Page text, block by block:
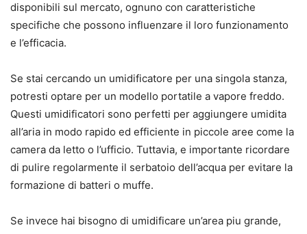
disponibili sul mercato, ognuno con caratteristiche
specifiche che possono influenzare il loro funzionamento
e l’efficacia.
Se stai cercando un umidificatore per una singola stanza,
potresti optare per un modello portatile a vapore freddo.
Questi umidificatori sono perfetti per aggiungere umidita
all’aria in modo rapido ed efficiente in piccole aree come la
camera da letto o l’ufficio. Tuttavia, e importante ricordare
di pulire regolarmente il serbatoio dell’acqua per evitare la
formazione di batteri o muffe.
Se invece hai bisogno di umidificare un’area piu grande,